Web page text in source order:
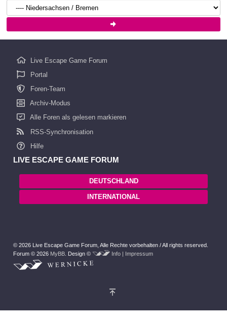
Live Escape Game Forum
Portal
Foren-Team
Archiv-Modus
Alle Foren als gelesen markieren
RSS-Synchronisation
Hilfe
LIVE ESCAPE GAME FORUM
DEUTSCHLAND
INTERNATIONAL
© 2026 Live Escape Game Forum, Alle Rechte vorbehalten / All rights reserved.
Forum © 2026 MyBB. Design © Info | Impressum